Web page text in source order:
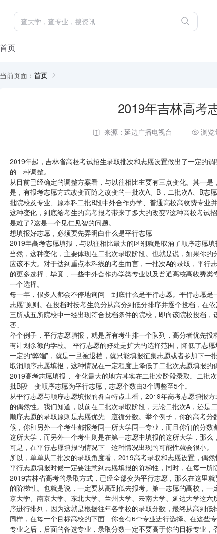
首页
当前页面： 首页
2019年吉林高考
来源：延边广播电视台 浏览
2019年起，吉林省高校考试招生录取批次和志愿设置做出了一定的
的一种调整。
从目前已经确定的调整方案看，与以往相比主要有三点变化。其一
是，有报考志愿方式改变而随之改变的一批次A、B，二批次A、B
批院校及专业、原本科二批B段中外合作办学、普通高校高收费专业
这种变化，到底给考生的高考报考带来了多大的改变?这种高校考试
是难了?这是一个见仁见智的问题。
想填报好志愿，必须要先弄明白什么是平行志愿
2019年高考志愿填报，与以往相比最大的区别就是取消了顺序志愿
当然，这种变化，主要体现在二批次录取阶段。也就是说，如果你
应该不大。对于达到重点本科线的考生而言，一批次A的录取，平
的更多选择，毕竟，一些中外合作办学类专业以及普通高校高收费
一个选择。
每一年，很多人都会不停地询问，到底什么是平行志愿。平行志愿
志愿”原则。在投档时按考生总分从高分到低分排序并逐个投档，在
三所或五所院校中一经出现符合投档条件的院校，即向该院校投档
否。
举个例子，平行志愿填报，就是所有考生排一个队列，高分者优先
有计划余额的学校。 平行志愿的好处是扩大的选择范围，降低了志
一定的“弊端”，就是一旦被退档，就只能填报征集志愿或者参加下一
取消顺序志愿填报，这种情况在一定程度上降低了二批次志愿填报的
2019高考志愿填报， 变化最大的地方其实在二批次阶段录取。二批
批B段，变顺序志愿为平行志愿，志愿个数由3个调整至5个。
从平行志愿与顺序志愿填报的各自特点上看，2019年高考志愿填报
的偶然性。我们知道，以前在二批次录取阶段，无论二批次A，还是
顺序志愿的录取原则是志愿优先，遵循分数。举个例子，你的高考
候，你和另外一个考生都报考同一所大学同一专业，而且你们的分
这所大学，而另外一个考生则是在第一志愿中填报的这所大学，那
可是，在平行志愿填报的情况下，这种情况出现的可能性就会很小。
所以，单单从二批次的录取角度看，2019高考录取和志愿设置，偶
平行志愿填报时候一定要注意到志愿填报的阶梯性，同时，在每一
2019吉林省高考的录取方式，已经全部变为平行志愿，那么在这里
的阶梯性。也就是说，一定要从高到低去报考。第一志愿的高校，
京大学、南京大学、东北大学、兰州大学、云南大学、延边大学这
序进行排列，因为这就是根据往年各学校的录取分数，最终从高到低
同样，在每一个目标高校的下面，你会有6个专业进行选择。在这些
专业之后，后面的备选专业，录取分数一定不要高于你的目标专业，